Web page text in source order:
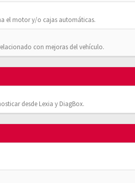
el motor y/o cajas automáticas.
con mejoras del vehículo.
desde Lexia y DiagBox.